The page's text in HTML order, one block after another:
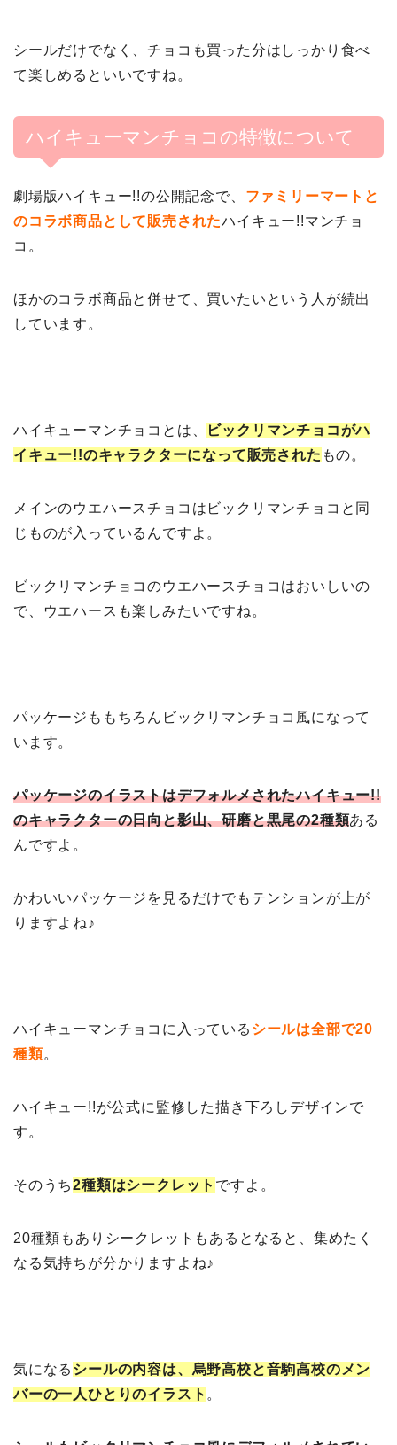
シールだけでなく、チョコも買った分はしっかり食べ
て楽しめるといいですね。
ハイキューマンチョコの特徴について
劇場版ハイキュー!!の公開記念で、 ファミリーマートと
のコラボ商品として販売されたハイキュー!!マンチョ
コ。
ほかのコラボ商品と併せて、買いたいという人が続出
しています。
ハイキューマンチョコとは、
ビックリマンチョコがハ
イキュー!!のキャラクターになって販売された もの。
メインのウエハースチョコはビックリマンチョコと同
じものが入っているんですよ。
ビックリマンチョコのウエハースチョコはおいしいの
で、ウエハースも楽しみたいですね。
パッケージももちろんビックリマンチョコ風になって
います。
パッケージのイラストはデフォルメされたハイキュー!!
のキャラクターの日向と影山、研磨と黒尾の2種類ある
んですよ。
かわいいパッケージを見るだけでもテンションが上が
りますよね♪
ハイキューマンチョコに入っている シールは全部で20
種類。
ハイキュー!!が公式に監修した描き下ろしデザインで
す。
そのうち2種類はシークレット ですよ。
20種類もありシークレットもあるとなると、集めたく
なる気持ちが分かりますよね♪
気になる シールの内容は、烏野高校と音駒高校のメン
バーの一人ひとりのイラスト 。